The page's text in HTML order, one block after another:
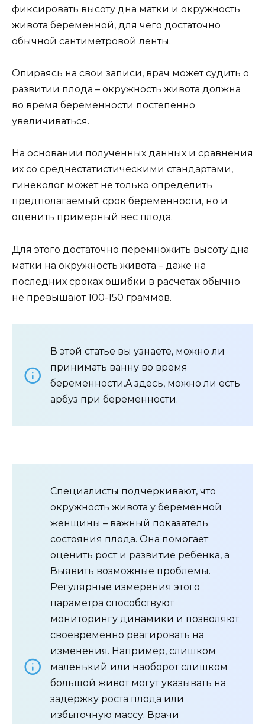
фиксировать высоту дна матки и окружность
живота беременной, для чего достаточно
обычной сантиметровой ленты.
Опираясь на свои записи, врач может судить о
развитии плода – окружность живота должна
во время беременности постепенно
увеличиваться.
На основании полученных данных и сравнения
их со среднестатистическими стандартами,
гинеколог может не только определить
предполагаемый срок беременности, но и
оценить примерный вес плода.
Для этого достаточно перемножить высоту дна
матки на окружность живота – даже на
последних сроках ошибки в расчетах обычно
не превышают 100-150 граммов.
В этой статье вы узнаете, можно ли
принимать ванну во время
беременности.A здесь, можно ли есть
арбуз при беременности.
Специалисты подчеркивают, что
окружность живота у беременной
женщины – важный показатель
состояния плода. Она помогает
оценить рост и развитие ребенка, а
Выявить возможные проблемы.
Регулярные измерения этого
параметра способствуют
мониторингу динамики и позволяют
своевременно реагировать на
изменения. Например, слишком
маленький или наоборот слишком
большой живот могут указывать на
задержку роста плода или
избыточную массу. Врачи